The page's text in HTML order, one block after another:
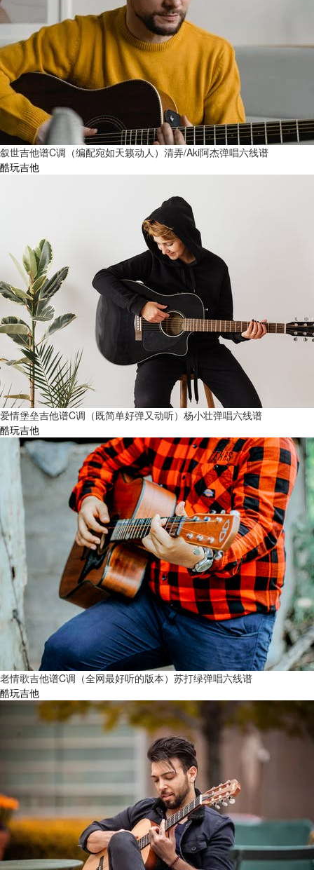
叙世吉他谱C调（编配宛如天籁动人）清弄/Aki阿杰弹唱六线谱
酷玩吉他
爱情堡垒吉他谱C调（既简单好弹又动听）杨小壮弹唱六线谱
酷玩吉他
老情歌吉他谱C调（全网最好听的版本）苏打绿弹唱六线谱
酷玩吉他